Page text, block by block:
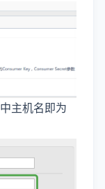
主机名即为